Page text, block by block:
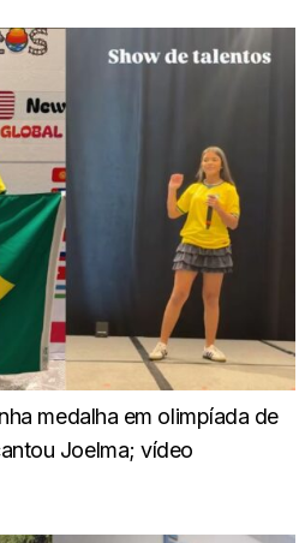
medalha em olimpíada de
Joelma; vídeo